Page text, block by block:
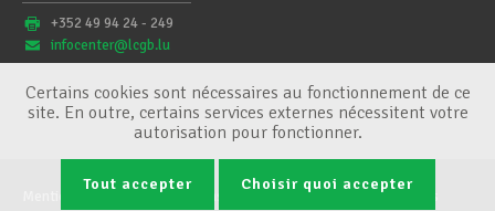
+352 49 94 24 - 249
infocenter@lcgb.lu
Conditions générales Gestion des cookies
Certains cookies sont nécessaires au fonctionnement de ce
site. En outre, certains services externes nécessitent votre
autorisation pour fonctionner.
Tout accepter Choisir quoi accepter